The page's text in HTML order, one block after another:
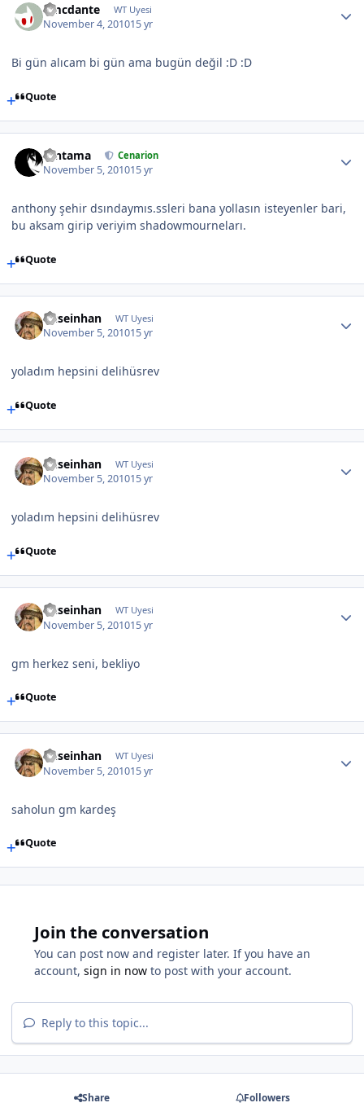
dmcdante WT Uyesi
November 4, 201015 yr
Bi gün alıcam bi gün ama bugün değil :D :D
Quote
Gintama Cenarion
November 5, 201015 yr
anthony şehir dsındaymıs.ssleri bana yollasın isteyenler bari,
bu aksam girip veriyim shadowmourneları.
Quote
huseinhan WT Uyesi
November 5, 201015 yr
yoladım hepsini delihüsrev
Quote
huseinhan WT Uyesi
November 5, 201015 yr
yoladım hepsini delihüsrev
Quote
huseinhan WT Uyesi
November 5, 201015 yr
gm herkez seni, bekliyo
Quote
huseinhan WT Uyesi
November 5, 201015 yr
saholun gm kardeş
Quote
Join the conversation
You can post now and register later. If you have an
account, sign in now to post with your account.
Reply to this topic...
Share Followers